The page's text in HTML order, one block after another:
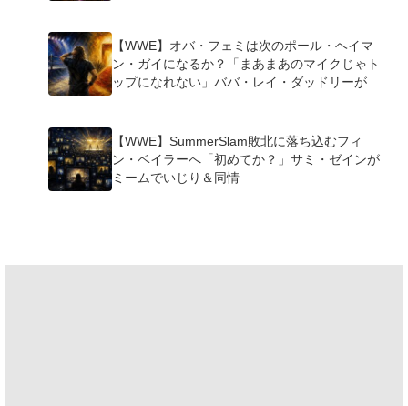
【WWE】オバ・フェミは次のポール・ヘイマ
ン・ガイになるか？「まあまあのマイクじゃト
ップになれない」ババ・レイ・ダッドリーが指
【WWE】SummerSlam敗北に落ち込むフィ
ン・ベイラーへ「初めてか？」サミ・ゼインが
ミームでいじり＆同情